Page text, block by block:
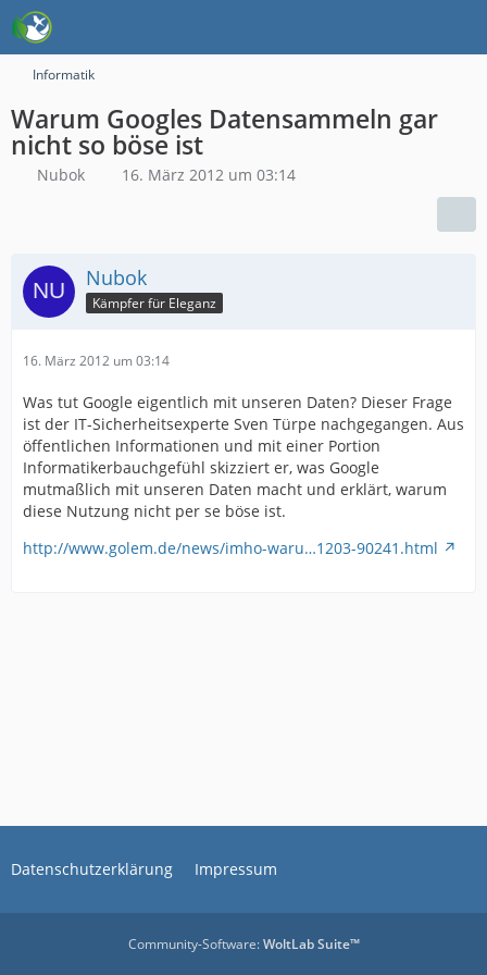
Informatik
Warum Googles Datensammeln gar
nicht so böse ist
Nubok 16. März 2012 um 03:14
Nubok
Kämpfer für Eleganz
16. März 2012 um 03:14
Was tut Google eigentlich mit unseren Daten? Dieser Frage
ist der IT-Sicherheitsexperte Sven Türpe nachgegangen. Aus
öffentlichen Informationen und mit einer Portion
Informatikerbauchgefühl skizziert er, was Google
mutmaßlich mit unseren Daten macht und erklärt, warum
diese Nutzung nicht per se böse ist.
http://www.golem.de/news/imho-waru…1203-90241.html
Datenschutzerklärung Impressum
Community-Software:WoltLab Suite™